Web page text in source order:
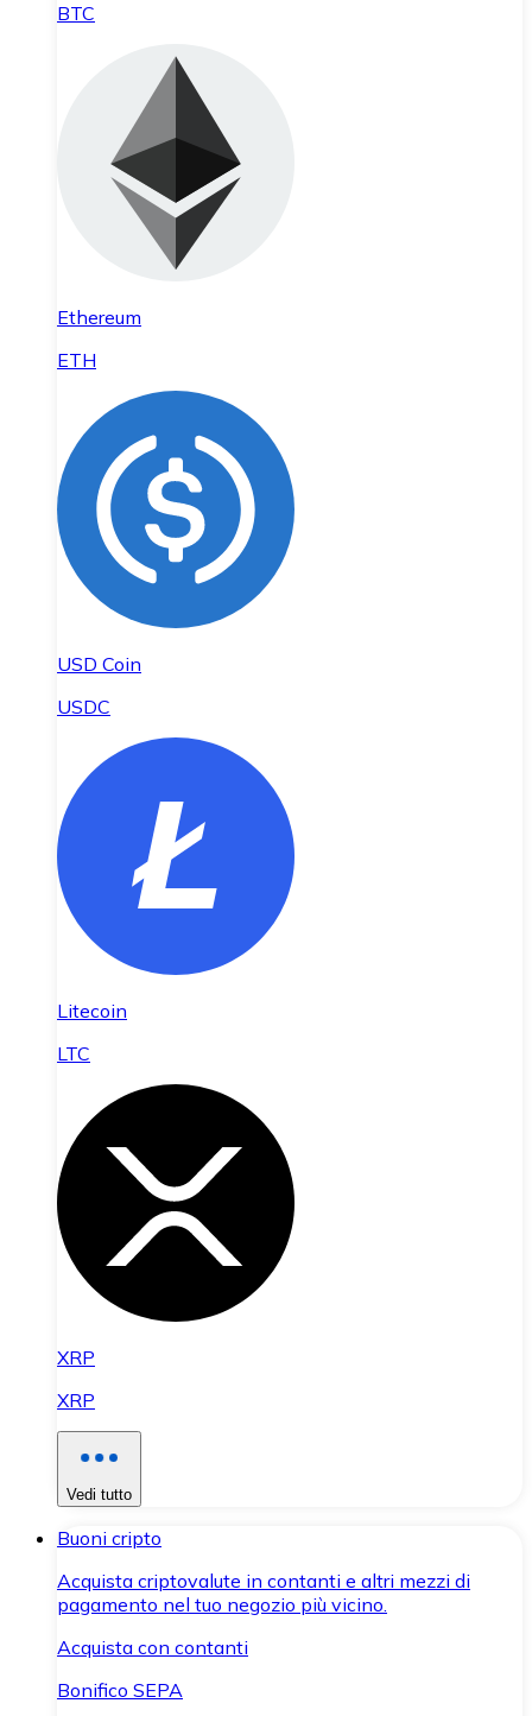
BTC
Ethereum
ETH
USD Coin
USDC
Litecoin
LTC
XRP
XRP
Vedi tutto
Buoni cripto
Acquista criptovalute in contanti e altri mezzi di
pagamento nel tuo negozio più vicino.
Acquista con contanti
Bonifico SEPA